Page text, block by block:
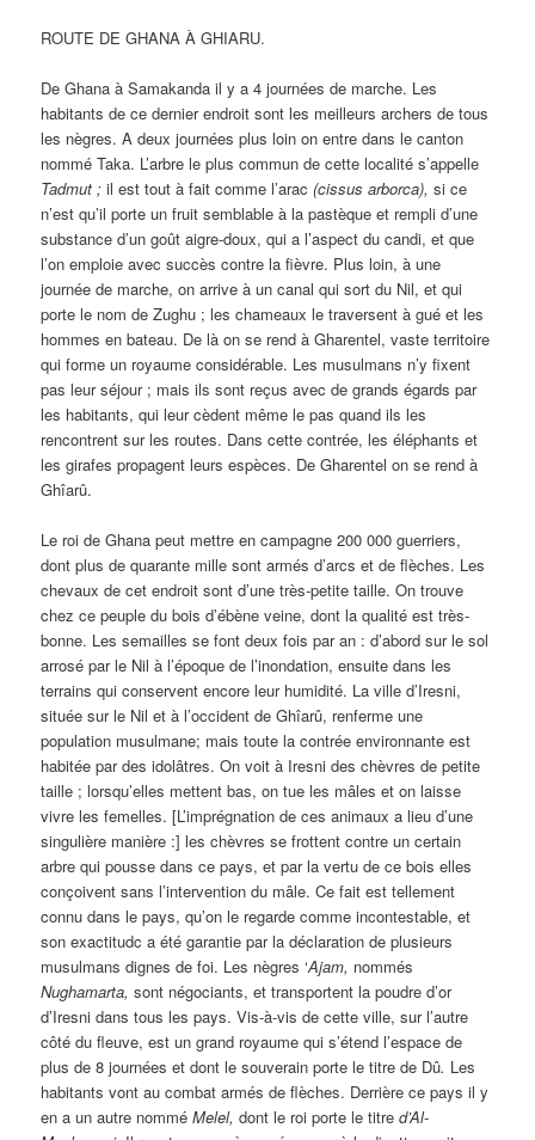
ROUTE DE GHANA À GHIARU.
De Ghana à Samakanda il y a 4 journées de marche. Les
habitants de ce dernier endroit sont les meilleurs archers de tous
les nègres. A deux journées plus loin on entre dans le canton
nommé Taka. L’arbre le plus commun de cette localité s’appelle
Tadmut ;il est tout à fait comme l’arac(cissus arborca),si ce
n’est qu’il porte un fruit semblable à la pastèque et rempli d’une
substance d’un goût aigre-doux, qui a l’aspect du candi, et que
l’on emploie avec succès contre la fièvre. Plus loin, à une
journée de marche, on arrive à un canal qui sort du Nil, et qui
porte le nom de Zughu ; les chameaux le traversent à gué et les
hommes en bateau. De là on se rend à Gharentel, vaste territoire
qui forme un royaume considérable. Les musulmans n’y fixent
pas leur séjour ; mais ils sont reçus avec de grands égards par
les habitants, qui leur cèdent même le pas quand ils les
rencontrent sur les routes. Dans cette contrée, les éléphants et
les girafes propagent leurs espèces. De Gharentel on se rend à
Ghîarû.
Le roi de Ghana peut mettre en campagne 200 000 guerriers,
dont plus de quarante mille sont armés d’arcs et de flèches. Les
chevaux de cet endroit sont d’une très-petite taille. On trouve
chez ce peuple du bois d’ébène veine, dont la qualité est très-
bonne. Les semailles se font deux fois par an : d’abord sur le sol
arrosé par le Nil à l’époque de l’inondation, ensuite dans les
terrains qui conservent encore leur humidité. La ville d’Iresni,
située sur le Nil et à l’occident de Ghîarû, renferme une
population musulmane; mais toute la contrée environnante est
habitée par des idolâtres. On voit à Iresni des chèvres de petite
taille ; lorsqu’elles mettent bas, on tue les mâles et on laisse
vivre les femelles. [L’imprégnation de ces animaux a lieu d’une
singulière manière :] les chèvres se frottent contre un certain
arbre qui pousse dans ce pays, et par la vertu de ce bois elles
conçoivent sans l’intervention du mâle. Ce fait est tellement
connu dans le pays, qu’on le regarde comme incontestable, et
son exactitudc a été garantie par la déclaration de plusieurs
musulmans dignes de foi. Les nègres ‘Ajam, nommés
Nughamarta,sont négociants, et transportent la poudre d’or
d’Iresni dans tous les pays. Vis-à-vis de cette ville, sur l’autre
côté du fleuve, est un grand royaume qui s’étend l’espace de
plus de 8 journées et dont le souverain porte le titre de Dû. Les
habitants vont au combat armés de flèches. Derrière ce pays il y
en a un autre nomméMelel,dont le roi porte le titred’Al-